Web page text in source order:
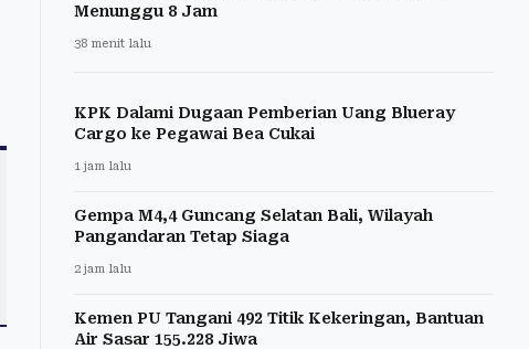
Menunggu 8 Jam
38 menit lalu
KPK Dalami Dugaan Pemberian Uang Blueray
Cargo ke Pegawai Bea Cukai
1 jam lalu
Gempa M4,4 Guncang Selatan Bali, Wilayah
Pangandaran Tetap Siaga
2 jam lalu
Kemen PU Tangani 492 Titik Kekeringan, Bantuan
Air Sasar 155.228 Jiwa